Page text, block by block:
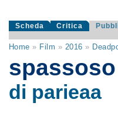
Scheda Critica
Home » Film » 2016 »
spassoso
di parieaa